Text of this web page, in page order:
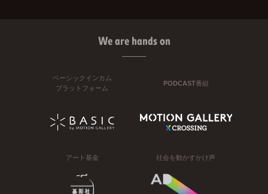
We are hands on
ベーシックインカム
プラットフォーム
PODCAST番組
アート基金 社会を動かすかけ声